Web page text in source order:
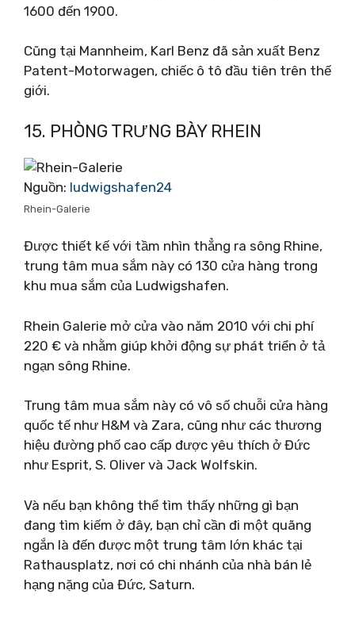
1600 đến 1900.
Cũng tại Mannheim, Karl Benz đã sản xuất Benz
Patent-Motorwagen, chiếc ô tô đầu tiên trên thế
giới.
15. PHÒNG TRƯNG BÀY RHEIN
Nguồn: ludwigshafen24
Rhein-Galerie
Được thiết kế với tầm nhìn thẳng ra sông Rhine,
trung tâm mua sắm này có 130 cửa hàng trong
khu mua sắm của Ludwigshafen.
Rhein Galerie mở cửa vào năm 2010 với chi phí
220 € và nhằm giúp khởi động sự phát triển ở tả
ngạn sông Rhine.
Trung tâm mua sắm này có vô số chuỗi cửa hàng
quốc tế như H&M và Zara, cũng như các thương
hiệu đường phố cao cấp được yêu thích ở Đức
như Esprit, S. Oliver và Jack Wolfskin.
Và nếu bạn không thể tìm thấy những gì bạn
đang tìm kiếm ở đây, bạn chỉ cần đi một quãng
ngắn là đến được một trung tâm lớn khác tại
Rathausplatz, nơi có chi nhánh của nhà bán lẻ
hạng nặng của Đức, Saturn.